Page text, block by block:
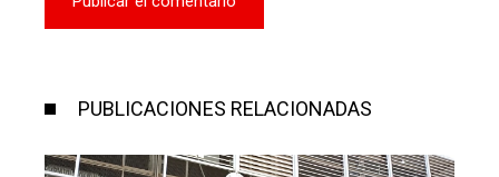
PUBLICACIONES RELACIONADAS